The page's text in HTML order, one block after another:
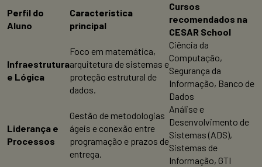
Perfil do
Aluno
Característica
principal
Cursos
recomendados na
CESAR School
Infraestrutura
e Lógica
Foco em matemática,
arquitetura de sistemas e
proteção estrutural de
dados.
Ciência da
Computação,
Segurança da
Informação, Banco de
Dados
Liderança e
Processos
Gestão de metodologias
ágeis e conexão entre
programação e prazos de
entrega.
Análise e
Desenvolvimento de
Sistemas (ADS),
Sistemas de
Informação, GTI